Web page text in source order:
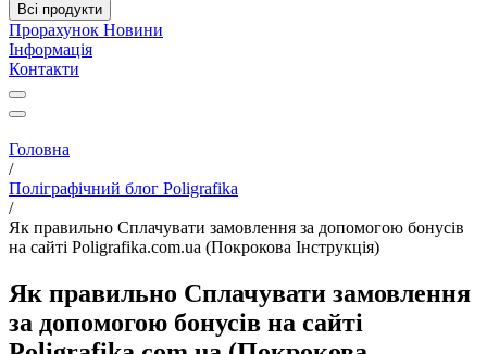
Всі продукти
Прорахунок Новини
Інформація
Контакти
Головна
/
Поліграфічний блог Poligrafika
/
Як правильно Сплачувати замовлення за допомогою бонусів
на сайті Poligrafika.com.ua (Покрокова Інструкція)
Як правильно Сплачувати замовлення
за допомогою бонусів на сайті